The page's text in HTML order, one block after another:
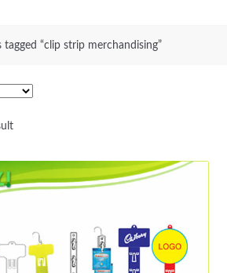
“clip strip merchandising”